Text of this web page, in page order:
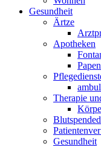
Gesundheit
Ärtze
Apotheken
Therapie
Gesundheit